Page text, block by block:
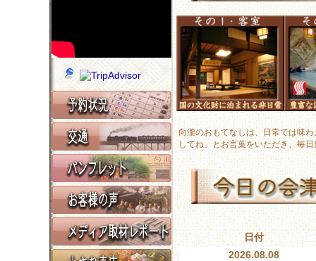
向瀧のおもてなしは、日常では味
してね」とお言葉をいただき、毎
日付
2026.08.08